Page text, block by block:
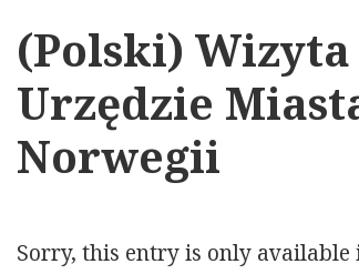
(Polski)
Urzędzie
Norwegii
Sorry, this entry is only available